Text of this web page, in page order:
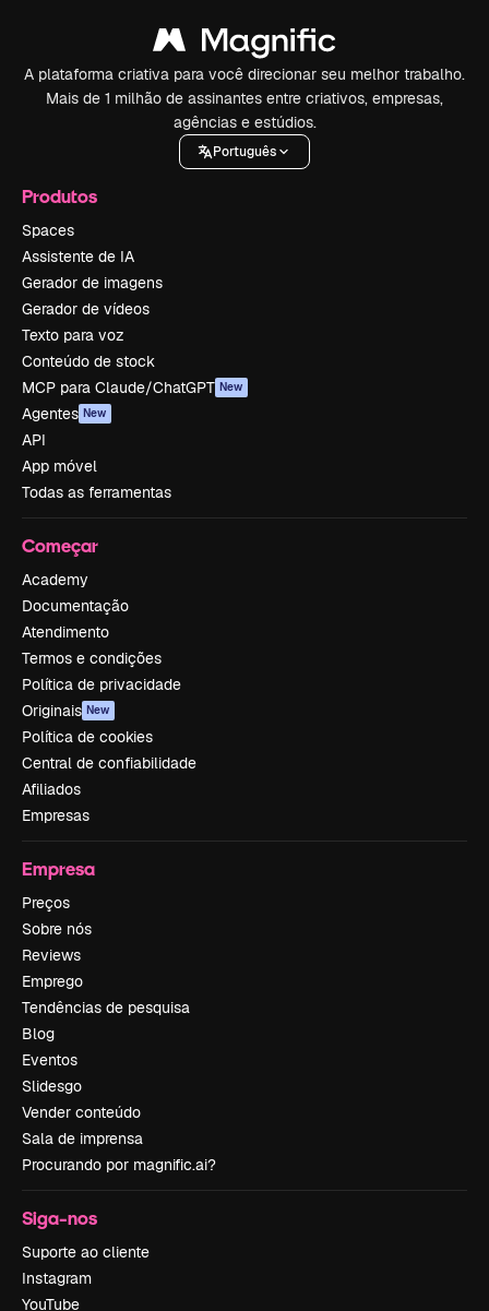
A plataforma criativa para você direcionar seu melhor trabalho.
Mais de 1 milhão de assinantes entre criativos, empresas,
agências e estúdios.
Português
Produtos
Spaces
Assistente de IA
Gerador de imagens
Gerador de vídeos
Texto para voz
Conteúdo de stock
MCP para Claude/ChatGPT New
Agentes New
API
App móvel
Todas as ferramentas
Começar
Academy
Documentação
Atendimento
Termos e condições
Política de privacidade
Originais New
Política de cookies
Central de confiabilidade
Afiliados
Empresas
Empresa
Preços
Sobre nós
Reviews
Emprego
Tendências de pesquisa
Blog
Eventos
Slidesgo
Vender conteúdo
Sala de imprensa
Procurando por magnific.ai?
Siga-nos
Suporte ao cliente
Instagram
YouTube